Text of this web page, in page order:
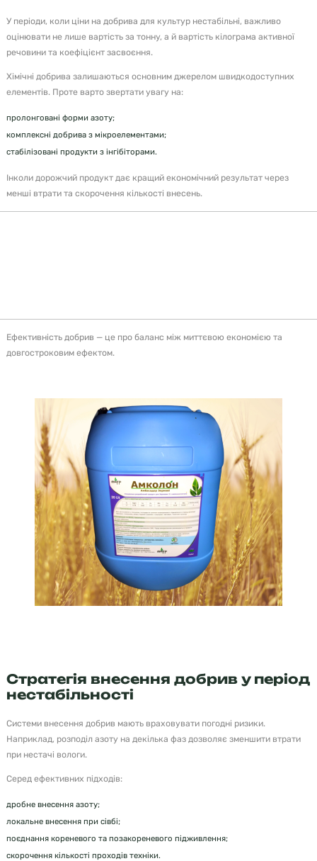
У періоди, коли ціни на добрива для культур нестабільні, важливо
оцінювати не лише вартість за тонну, а й вартість кілограма активної
речовини та коефіцієнт засвоєння.
Хімічні добрива залишаються основним джерелом швидкодоступних
елементів. Проте варто звертати увагу на:
пролонговані форми азоту;
комплексні добрива з мікроелементами;
стабілізовані продукти з інгібіторами.
Інколи дорожчий продукт дає кращий економічний результат через
менші втрати та скорочення кількості внесень.
Ефективність добрив — це про баланс між миттєвою економією та
довгостроковим ефектом.
Стратегія внесення добрив у період
нестабільності
Системи внесення добрив мають враховувати погодні ризики.
Наприклад, розподіл азоту на декілька фаз дозволяє зменшити втрати
при нестачі вологи.
Серед ефективних підходів:
дробне внесення азоту;
локальне внесення при сівбі;
поєднання кореневого та позакореневого підживлення;
скорочення кількості проходів техніки.